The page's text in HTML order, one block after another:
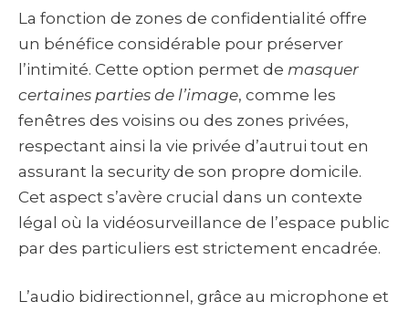
La fonction de zones de confidentialité offre
un bénéfice considérable pour préserver
l’intimité. Cette option permet de masquer
certaines parties de l’image, comme les
fenêtres des voisins ou des zones privées,
respectant ainsi la vie privée d’autrui tout en
assurant la security de son propre domicile.
Cet aspect s’avère crucial dans un contexte
légal où la vidéosurveillance de l’espace public
par des particuliers est strictement encadrée.
L’audio bidirectionnel, grâce au microphone et